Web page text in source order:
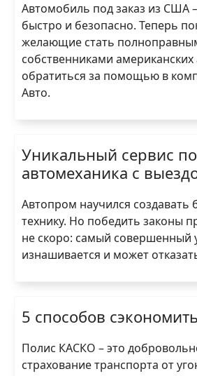
Автомобиль под заказ из США
быстро и безопасно. Теперь
желающие стать
собственниками американских
обратиться за помощью в
Авто.
Уникальный сервис
автомеханика с
Автопром научился создавать
технику. Но победить законы
не скоро: самый совершенный
изнашивается и может
5 способов
Полис КАСКО – это
страхование транспорта от